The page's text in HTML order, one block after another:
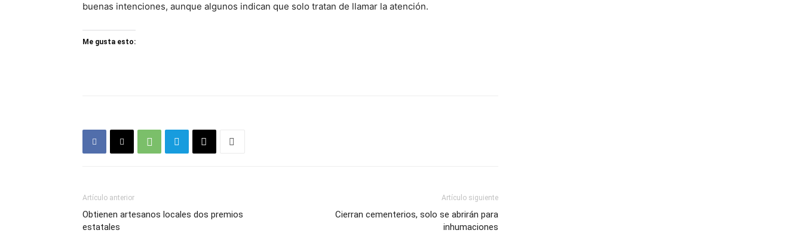
buenas intenciones, aunque algunos indican que solo tratan de llamar la atención.
Me gusta esto:
Artículo anterior
Obtienen artesanos locales dos premios
estatales
Artículo siguiente
Cierran cementerios, solo se abrirán para
inhumaciones